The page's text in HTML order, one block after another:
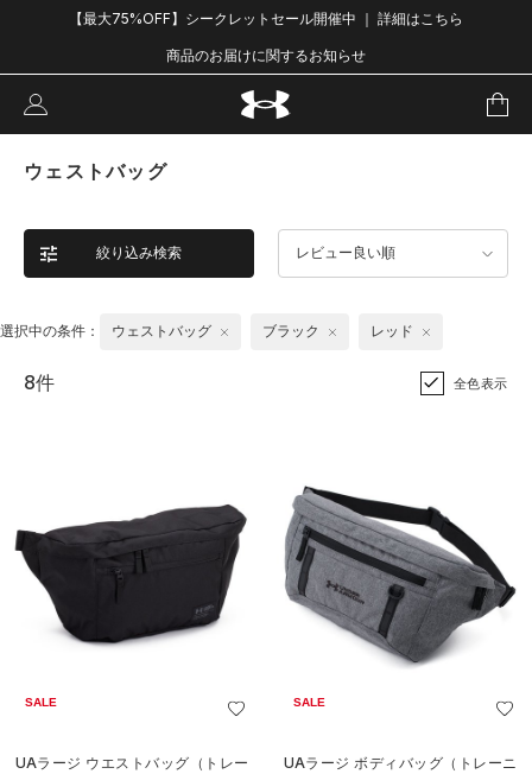
【最大75%OFF】シークレットセール開催中 ｜ 詳細はこちら
商品のお届けに関するお知らせ
ウェストバッグ
絞り込み検索 レビュー良い順
選択中の条件： ウェストバッグ ブラック レッド
8件 全色表示
SALE
UAラージ ウエストバッグ（トレー
SALE
UAラージ ボディバッグ（トレーニ